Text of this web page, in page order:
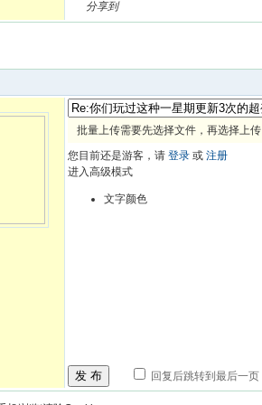
分享到
批量上传需要先选择文件，再选择上传
您目前还是游客，请 登录 或 注册
进入高级模式
文字颜色
发 布 回复后跳转到最后一页